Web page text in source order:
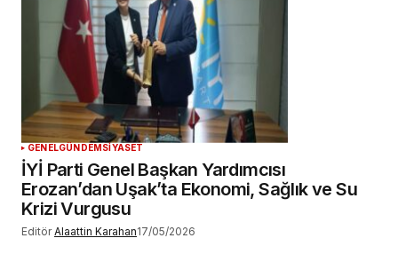
GENELGÜNDEMSİYASET
İYİ Parti Genel Başkan Yardımcısı
Erozan’dan Uşak’ta Ekonomi, Sağlık ve Su
Krizi Vurgusu
Editör Alaattin Karahan17/05/2026